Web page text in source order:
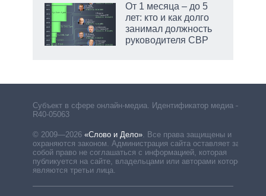
От 1 месяца – до 5
лет: кто и как долго
занимал должность
руководителя СВР
Субъект в сфере онлайн-медиа. Идентификатор медиа –
R40-05063
© 2009—2026 «Слово и Дело» Все права защищены и
охраняются законом. Администрация сайта оставляет за
собой право не соглашаться с информацией, которая
публикуется на сайте, владельцами или авторами которой
являются третьи лица.